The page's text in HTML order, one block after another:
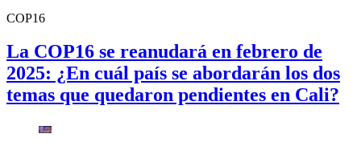
COP16
La COP16 se reanudará en febrero de
2025: ¿En cuál país se abordarán los dos
temas que quedaron pendientes en Cali?